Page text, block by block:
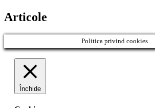
Articole
Politica privind cookies
Închide